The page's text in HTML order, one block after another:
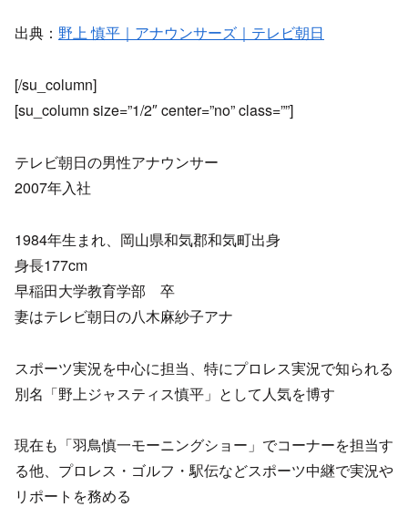
出典： 野上 慎平｜アナウンサーズ｜テレビ朝日
[/su_column]
[su_column size=”1/2″ center=”no” class=””]
テレビ朝日の男性アナウンサー
2007年入社
1984年生まれ、岡山県和気郡和気町出身
身長177cm
早稲田大学教育学部 卒
妻はテレビ朝日の八木麻紗子アナ
スポーツ実況を中心に担当、特にプロレス実況で知られる
別名「野上ジャスティス慎平」として人気を博す
現在も「羽鳥慎一モーニングショー」でコーナーを担当す
る他、プロレス・ゴルフ・駅伝などスポーツ中継で実況や
リポートを務める